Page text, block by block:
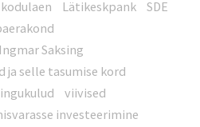
kodulaen Lätikeskpank
SDE
Ingmar Saksing
ja selle tasumise kord
viivised
investeerimine